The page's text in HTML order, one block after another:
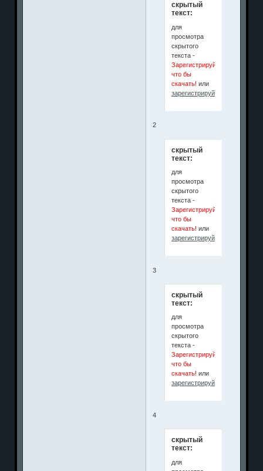
скрытый
текст:
для
просмотра
скрытого
текста -
Зарегистрируйся
что бы
скачать! или
зарегистрируйтесь
2
скрытый
текст:
для
просмотра
скрытого
текста -
Зарегистрируйся
что бы
скачать! или
зарегистрируйтесь
3
скрытый
текст:
для
просмотра
скрытого
текста -
Зарегистрируйся
что бы
скачать! или
зарегистрируйтесь
4
скрытый
текст:
для